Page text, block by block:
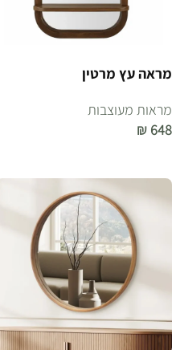
מראה עץ מרטין
מראות מעוצבות
₪ 648